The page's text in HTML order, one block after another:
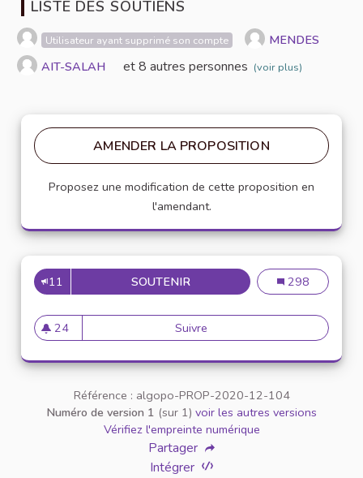
LISTE DES SOUTIENS
Utilisateur ayant supprimé son compte
MENDES
AIT-SALAH
et 8 autres personnes (voir plus)
AMENDER LA PROPOSITION
Proposez une modification de cette proposition en
l'amendant.
11 SOUTENIR INSCRIRE LA CHARTE DANS
Inscrire la
298
24
24 abonnés
Suivre Inscrire la charte dans un
Référence : algopo-PROP-2020-12-104
Numéro de version 1 (sur 1) voir les autres versions
Vérifiez l'empreinte numérique
Partager
Intégrer